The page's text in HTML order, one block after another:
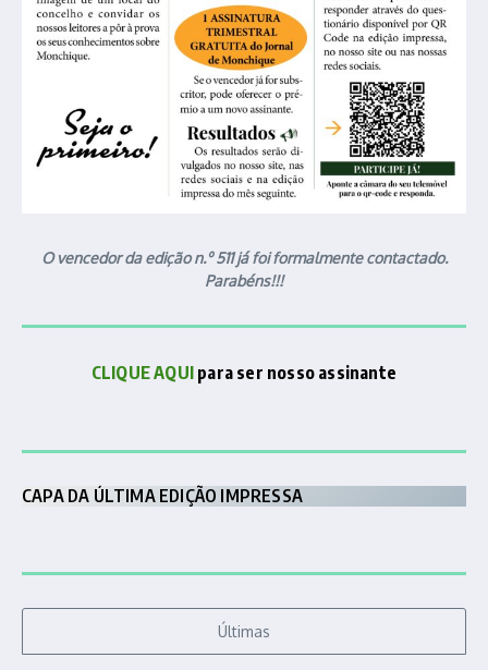
O vencedor da edição n.º 511 já foi formalmente contactado.
Parabéns!!!
CLIQUE AQUI para ser nosso assinante
CAPA DA ÚLTIMA EDIÇÃO IMPRESSA
Últimas